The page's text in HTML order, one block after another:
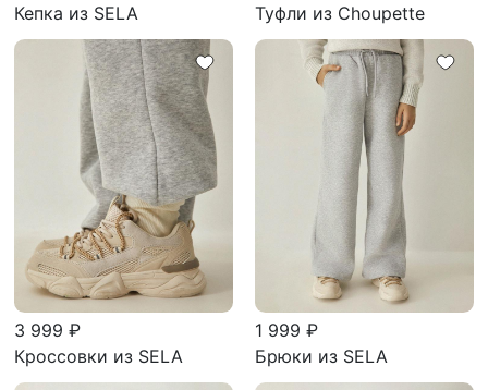
Кепка из SELA
Туфли из Choupette
3 999 ₽
Кроссовки из SELA
1 999 ₽
Брюки из SELA